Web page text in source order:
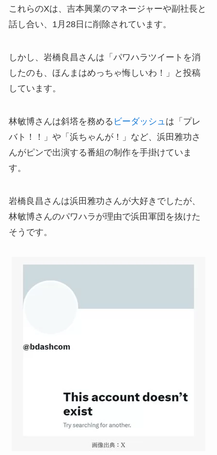
これらのXは、吉本興業のマネージャーや副社長と
話し合い、1月28日に削除されています。
しかし、岩橋良昌さんは「パワハラツイートを消
したのも、ほんまはめっちゃ悔しいわ！」と投稿
しています。
林敏博さんは斜塔を務める ビーダッシュ は「プレ
バト！！」や「浜ちゃんが！」など、浜田雅功さ
んがピンで出演する番組の制作を手掛けていま
す。
岩橋良昌さんは浜田雅功さんが大好きでしたが、
林敏博さんのパワハラが理由で浜田軍団を抜けた
そうです。